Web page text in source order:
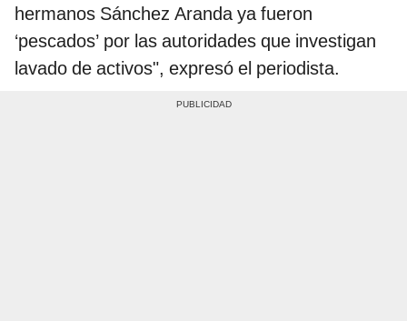
hermanos Sánchez Aranda ya fueron
‘pescados’ por las autoridades que investigan
lavado de activos", expresó el periodista.